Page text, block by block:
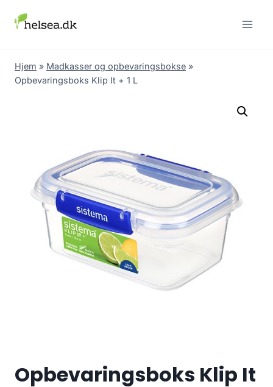
Hjem » Madkasser og opbevaringsbokse »
Opbevaringsboks Klip It + 1 L
Opbevaringsboks Klip It